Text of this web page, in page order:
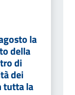
la
della
di
dei
tutta la